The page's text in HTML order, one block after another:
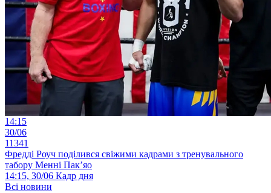
14:15
30/06
11341
Фредді Роуч поділився свіжими кадрами з тренувального
табору Менні Пак’яо
14:15, 30/06 Кадр дня
Всі новини